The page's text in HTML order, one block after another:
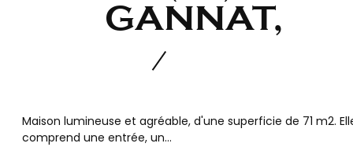
GANNAT,
Maison lumineuse et agréable, d'une superficie de 71 m2.
comprend une entrée, un...